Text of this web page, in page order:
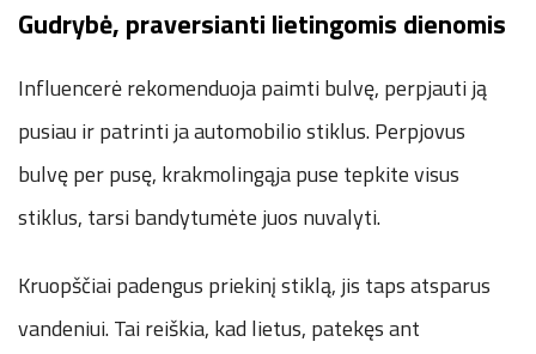
Gudrybė, praversianti lietingomis dienomis
Influencerė rekomenduoja paimti bulvę, perpjauti ją
pusiau ir patrinti ja automobilio stiklus. Perpjovus
bulvę per pusę, krakmolingąja puse tepkite visus
stiklus, tarsi bandytumėte juos nuvalyti.
Kruopščiai padengus priekinį stiklą, jis taps atsparus
vandeniui. Tai reiškia, kad lietus, patekęs ant